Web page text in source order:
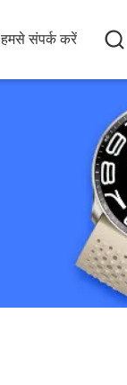
हमसे संपर्क करें